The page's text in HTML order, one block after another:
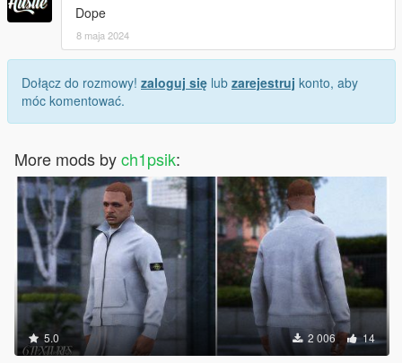
Dope
8 maja 2024
Dołącz do rozmowy! zaloguj się lub zarejestruj konto, aby
móc komentować.
More mods bych1psik:
5.0 2 006 14